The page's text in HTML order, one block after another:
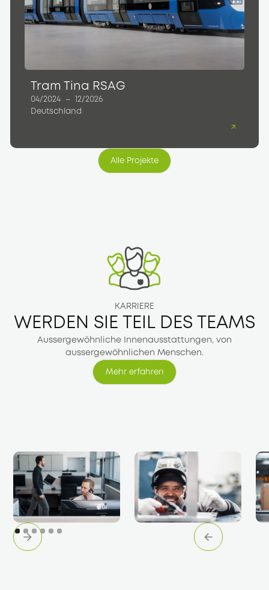
Tram Tina RSAG
04/2024 –
12/2026
Deutschland
Alle Projekte
Alle Projekte
KARRIERE
WERDEN SIE TEIL DES TEAMS
Aussergewöhnliche Innenausstattungen, von
aussergewöhnlichen Menschen.
Mehr erfahren
Mehr erfahren